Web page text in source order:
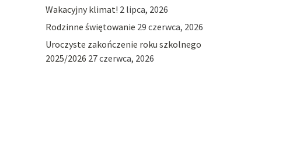
Wakacyjny klimat! 2 lipca, 2026
Rodzinne świętowanie 29 czerwca, 2026
Uroczyste zakończenie roku szkolnego
2025/2026 27 czerwca, 2026